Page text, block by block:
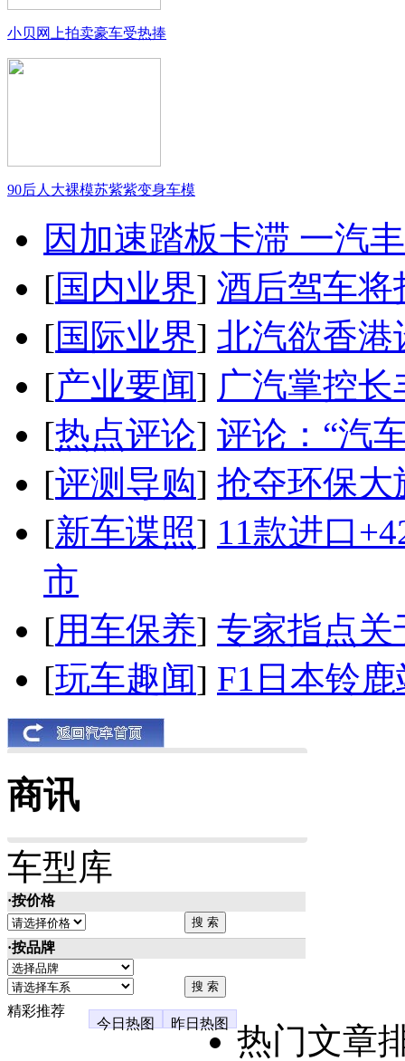
小贝网上拍卖豪车受热捧
90后人大裸模苏紫紫变身车模
因加速踏板卡滞 一汽
[国内业界] 酒后驾车将
[国际业界] 北汽欲香港
[产业要闻] 广汽掌控
[热点评论] 评论：“汽
[评测导购] 抢夺环保大
[新车谍照] 11款进口
市
[用车保养] 专家指点关
[玩车趣闻] F1日本铃
商讯
车型库
·按价格
·按品牌
精彩推荐
今日热图
昨日热图
热门文章